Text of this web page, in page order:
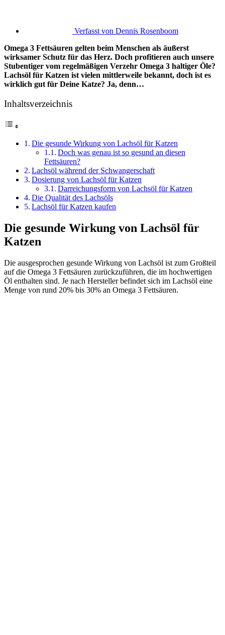
Verfasst von Dennis Rosenboom
Omega 3 Fettsäuren gelten beim Menschen als äußerst
wirksamer Schutz für das Herz. Doch profitieren auch unsere
Stubentiger vom regelmäßigen Verzehr Omega 3 haltiger Öle?
Lachsöl für Katzen ist vielen mittlerweile bekannt, doch ist es
wirklich gut für Deine Katze? Ja, denn…
Inhaltsverzeichnis
Die gesunde Wirkung von Lachsöl für Katzen
Doch was genau ist so gesund an diesen
Fettsäuren?
Lachsöl während der Schwangerschaft
Dosierung von Lachsöl für Katzen
Darreichungsform von Lachsöl für Katzen
Die Qualität des Lachsöls
Lachsöl für Katzen kaufen
Die gesunde Wirkung von Lachsöl für
Katzen
Die ausgesprochen gesunde Wirkung von Lachsöl ist zum Großteil
auf die Omega 3 Fettsäuren zurückzuführen, die im hochwertigen
Öl enthalten sind. Je nach Hersteller befindet sich im Lachsöl eine
Menge von rund 20% bis 30% an Omega 3 Fettsäuren.